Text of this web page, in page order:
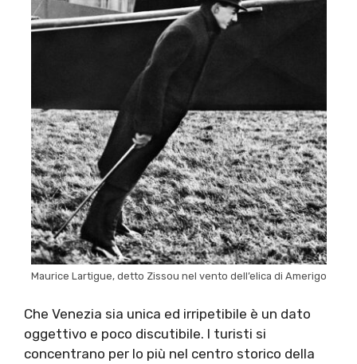
Maurice Lartigue, detto Zissou nel vento dell’elica di Amerigo
Che Venezia sia unica ed irripetibile è un dato
oggettivo e poco discutibile. I turisti si
concentrano per lo più nel centro storico della